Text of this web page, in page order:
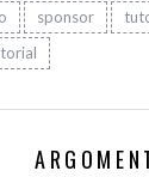
sponsor